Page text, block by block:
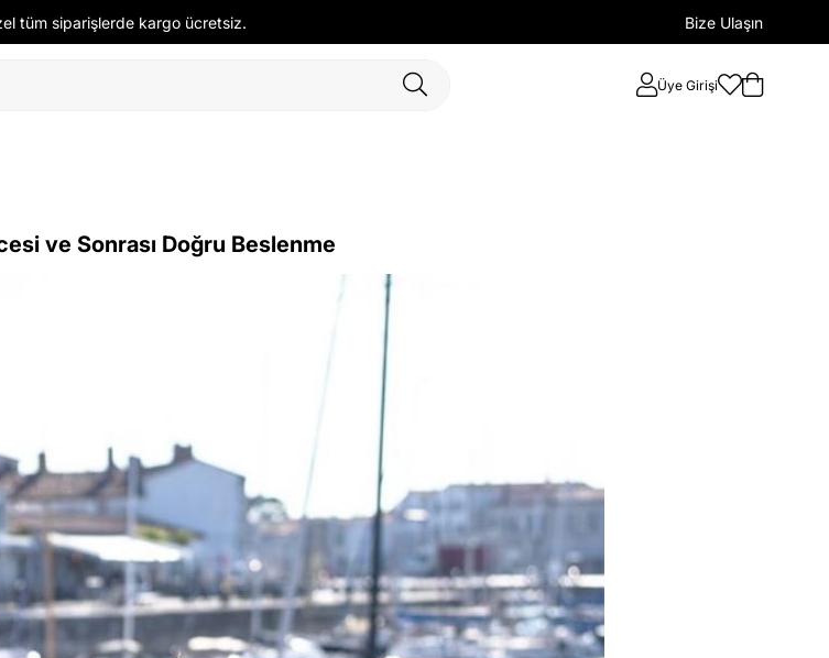
tüm siparişlerde kargo ücretsiz. Bize Ulaşın
Üye Girişi
ve Sonrası Doğru Beslenme